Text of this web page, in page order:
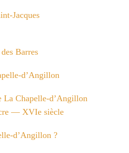
Jacques
Barres
d’Angillon
La Chapelle-d’Angillon
— XVIe siècle
d’Angillon ?